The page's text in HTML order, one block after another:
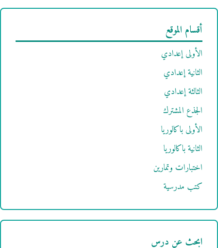
أقسام الموقع
الأولى إعدادي
الثانية إعدادي
الثالثة إعدادي
الجذع المشترك
الأولى باكالوريا
الثانية باكالوريا
اختبارات وتمارين
كتب مدرسية
ابحث عن درس